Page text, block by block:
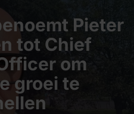
Pieter
tot Chief
om
groei te